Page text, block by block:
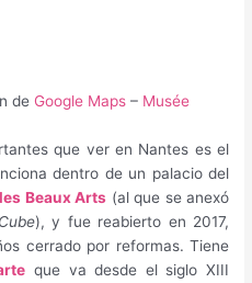
de Google Maps – Musée
que ver en Nantes es el
dentro de un palacio del
Beaux Arts (al que se anexó
Cube), y fue reabierto en 2017,
cerrado por reformas. Tiene
que va desde el siglo XIII